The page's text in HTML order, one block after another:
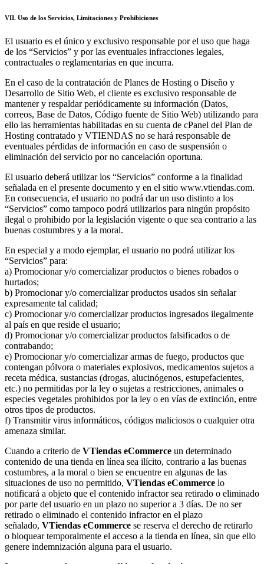
VII. Uso de los Servicios, Limitaciones y Prohibiciones
El usuario es el único y exclusivo responsable por el uso que haga
de los “Servicios” y por las eventuales infracciones legales,
contractuales o reglamentarias en que incurra.
En el caso de la contratación de Planes de Hosting o Diseño y
Desarrollo de Sitio Web, el cliente es exclusivo responsable de
mantener y respaldar periódicamente su información (Datos,
correos, Base de Datos, Código fuente de Sitio Web) utilizando para
ello las herramientas habilitadas en su cuenta de cPanel del Plan de
Hosting contratado y VTIENDAS no se hará responsable de
eventuales pérdidas de información en caso de suspensión o
eliminación del servicio por no cancelación oportuna.
El usuario deberá utilizar los “Servicios” conforme a la finalidad
señalada en el presente documento y en el sitio www.vtiendas.com.
En consecuencia, el usuario no podrá dar un uso distinto a los
“Servicios” como tampoco podrá utilizarlos para ningún propósito
ilegal o prohibido por la legislación vigente o que sea contrario a las
buenas costumbres y a la moral.
En especial y a modo ejemplar, el usuario no podrá utilizar los
“Servicios” para:
a) Promocionar y/o comercializar productos o bienes robados o
hurtados;
b) Promocionar y/o comercializar productos usados sin señalar
expresamente tal calidad;
c) Promocionar y/o comercializar productos ingresados ilegalmente
al país en que reside el usuario;
d) Promocionar y/o comercializar productos falsificados o de
contrabando;
e) Promocionar y/o comercializar armas de fuego, productos que
contengan pólvora o materiales explosivos, medicamentos sujetos a
receta médica, sustancias (drogas, alucinógenos, estupefacientes,
etc.) no permitidas por la ley o sujetas a restricciones, animales o
especies vegetales prohibidos por la ley o en vías de extinción, entre
otros tipos de productos.
f) Transmitir virus informáticos, códigos maliciosos o cualquier otra
amenaza similar.
Cuando a criterio de VTiendas eCommerce un determinado
contenido de una tienda en línea sea ilícito, contrario a las buenas
costumbres, a la moral o bien se encuentre en algunas de las
situaciones de uso no permitido, VTiendas eCommerce lo
notificará a objeto que el contenido infractor sea retirado o eliminado
por parte del usuario en un plazo no superior a 3 días. De no ser
retirado o eliminado el contenido infractor en el plazo
señalado, VTiendas eCommerce se reserva el derecho de retirarlo
o bloquear temporalmente el acceso a la tienda en línea, sin que ello
genere indemnización alguna para el usuario.